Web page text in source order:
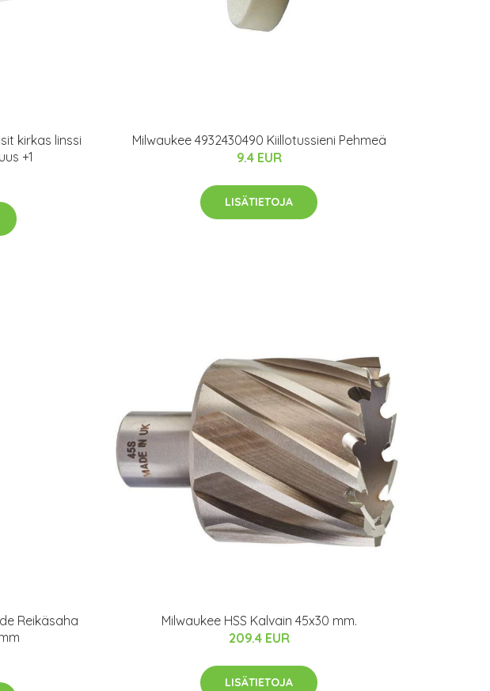
kirkas linssi
+1
Milwaukee 4932430490 Kiillotussieni Pehmeä
9.4 EUR
LISÄTIETOJA
Reikäsaha
Milwaukee HSS Kalvain 45x30 mm.
209.4 EUR
LISÄTIETOJA